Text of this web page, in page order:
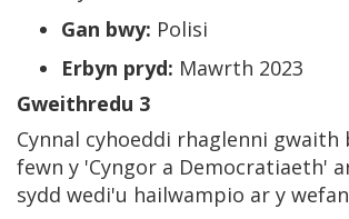
Gan bwy: Polisi
Erbyn pryd: Mawrth 2023
Gweithredu 3
Cynnal cyhoeddi rhaglenni gwaith
fewn y 'Cyngor a Democratiaeth'
sydd wedi'u hailwampio ar y wefan